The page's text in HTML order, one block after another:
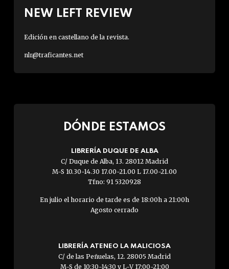
NEW LEFT REVIEW
Edición en castellano de la revista.
nlr@traficantes.net
DÓNDE ESTAMOS
LIBRERÍA DUQUE DE ALBA
C/ Duque de Alba, 13. 28012 Madrid
M-S 10.30-14.30 17.00-21.00 L 17.00-21.00
Tfno: 91 5320928
En julio el horario de tarde es de 18:00h a 21:00h
Agosto cerrado
LIBRERÍA ATENEO LA MALICIOSA
C/ de las Peñuelas, 12. 28005 Madrid
M-S de 10:30-14:30 y L-V 17:00-21:00